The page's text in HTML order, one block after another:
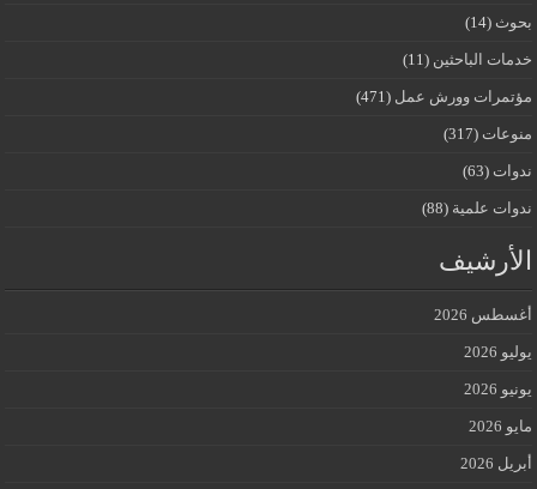
بحوث (14)
خدمات الباحثين (11)
مؤتمرات وورش عمل (471)
منوعات (317)
ندوات (63)
ندوات علمية (88)
الأرشيف
أغسطس 2026
يوليو 2026
يونيو 2026
مايو 2026
أبريل 2026